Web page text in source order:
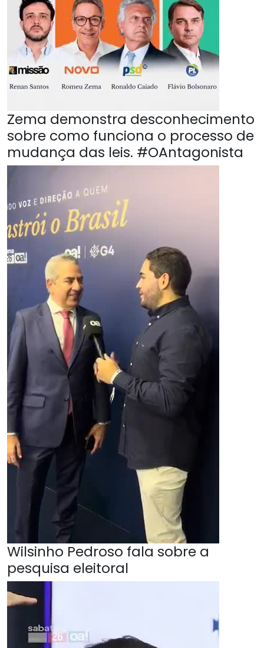
Zema demonstra desconhecimento
sobre como funciona o processo de
mudança das leis. #OAntagonista
Wilsinho Pedroso fala sobre a
pesquisa eleitoral